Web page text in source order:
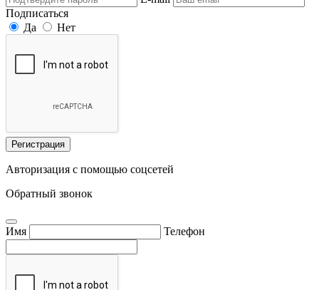
Подписаться
Да
Нет
Регистрация
Авторизация с помощью соцсетей
Обратный звонок
Имя Телефон